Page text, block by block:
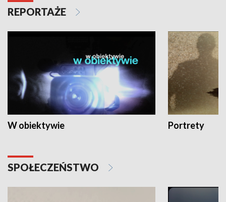
REPORTAŻE
W obiektywie Portrety
SPOŁECZEŃSTWO